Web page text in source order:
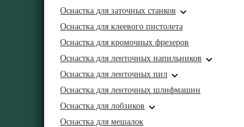
Оснастка для заточных станков
Оснастка для клеевого пистолета
Оснастка для кромочных фрезеров
Оснастка для ленточных напильников
Оснастка для ленточных пил
Оснастка для ленточных шлифмашин
Оснастка для лобзиков
Оснастка для мешалок